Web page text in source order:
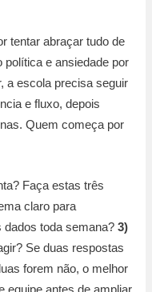
tentar abraçar tudo de
e ansiedade por
a escola precisa seguir
e fluxo, depois
Quem começa por
Faça estas três
claro para
dados toda semana?3)
Se duas respostas
forem não, o melhor
equipe antes de ampliar